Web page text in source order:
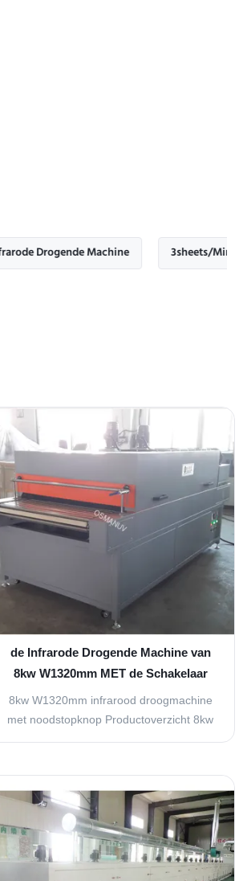
Machine 3sheets/Min
de Infrarode Drogende Machine van
8kw W1320mm MET de Schakelaar
van het Noodsituatieeinde
8kw W1320mm infrarood droogmachine
met noodstopknop Productoverzicht 8kw
industriële droogtoepassingen.
Technische specificaties Parameter
Specificatie Productnaam Infrarood
hoogtemperatuuroven Model OSM-IR-
1320 Specificaties ...